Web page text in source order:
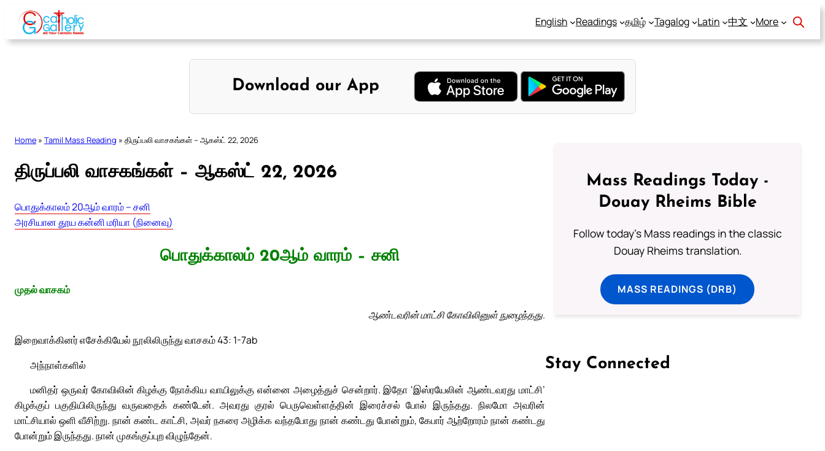
Skip
content
English Readings தமிழ் Tagalog Latin 中文 More
Download our App
Home » Tamil Mass Reading » திருப்பலி வாசகங்கள் – ஆகஸ்ட் 22, 2026
திருப்பலி வாசகங்கள் – ஆகஸ்ட் 22, 2026
பொதுக்காலம் 20ஆம் வாரம் – சனி
அரசியான தூய கன்னி மரியா (நினைவு)
பொதுக்காலம் 20ஆம் வாரம் – சனி
முதல் வாசகம்
ஆண்டவரின் மாட்சி கோவிலினுள் நுழைந்தது.
இறைவாக்கினர் எசேக்கியேல் நூலிலிருந்து வாசகம் 43: 1-7ab
அந்நாள்களில்
மனிதர் ஒருவர் கோவிலின் கிழக்கு நோக்கிய வாயிலுக்கு என்னை அழைத்துச் சென்றார். இதோ ‘இஸ்ரயேலின் ஆண்டவரது மாட்சி’
கிழக்குப் பகுதியிலிருந்து வருவதைக் கண்டேன். அவரது குரல் பெருவெள்ளத்தின் இரைச்சல் போல் இருந்தது. நிலமோ அவரின்
மாட்சியால் ஒளி வீசிற்று. நான் கண்ட காட்சி, அவர் நகரை அழிக்க வந்தபோது நான் கண்டது போன்றும், கேபார் ஆற்றோரம் நான் கண்டது
போன்றும் இருந்தது. நான் முகங்குப்புற விழுந்தேன்.
Mass Readings Today -
Douay Rheims Bible
Follow today's Mass readings in the classic
Douay Rheims translation.
MASS READINGS (DRB)
Stay Connected
Follow us on Facebook